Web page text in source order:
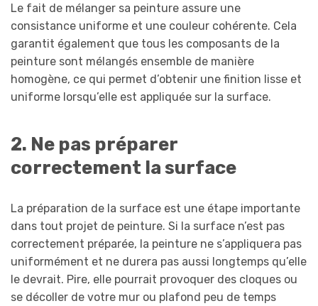
Le fait de mélanger sa peinture assure une
consistance uniforme et une couleur cohérente. Cela
garantit également que tous les composants de la
peinture sont mélangés ensemble de manière
homogène, ce qui permet d’obtenir une finition lisse et
uniforme lorsqu’elle est appliquée sur la surface.
2. Ne pas préparer
correctement la surface
La préparation de la surface est une étape importante
dans tout projet de peinture. Si la surface n’est pas
correctement préparée, la peinture ne s’appliquera pas
uniformément et ne durera pas aussi longtemps qu’elle
le devrait. Pire, elle pourrait provoquer des cloques ou
se décoller de votre mur ou plafond peu de temps